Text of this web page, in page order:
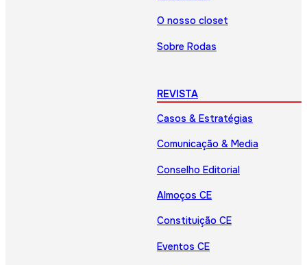
O nosso closet
Sobre Rodas
REVISTA
Casos & Estratégias
Comunicação & Media
Conselho Editorial
Almoços CE
Constituição CE
Eventos CE